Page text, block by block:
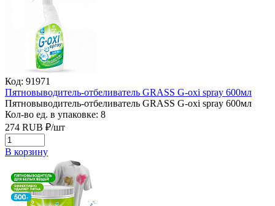
Код: 91971
Пятновыводитель-отбеливатель GRASS G-oxi spray 600мл
Пятновыводитель-отбеливатель GRASS G-oxi spray 600мл
Кол-во ед. в упаковке: 8
274 RUB ₽/шт
В корзину